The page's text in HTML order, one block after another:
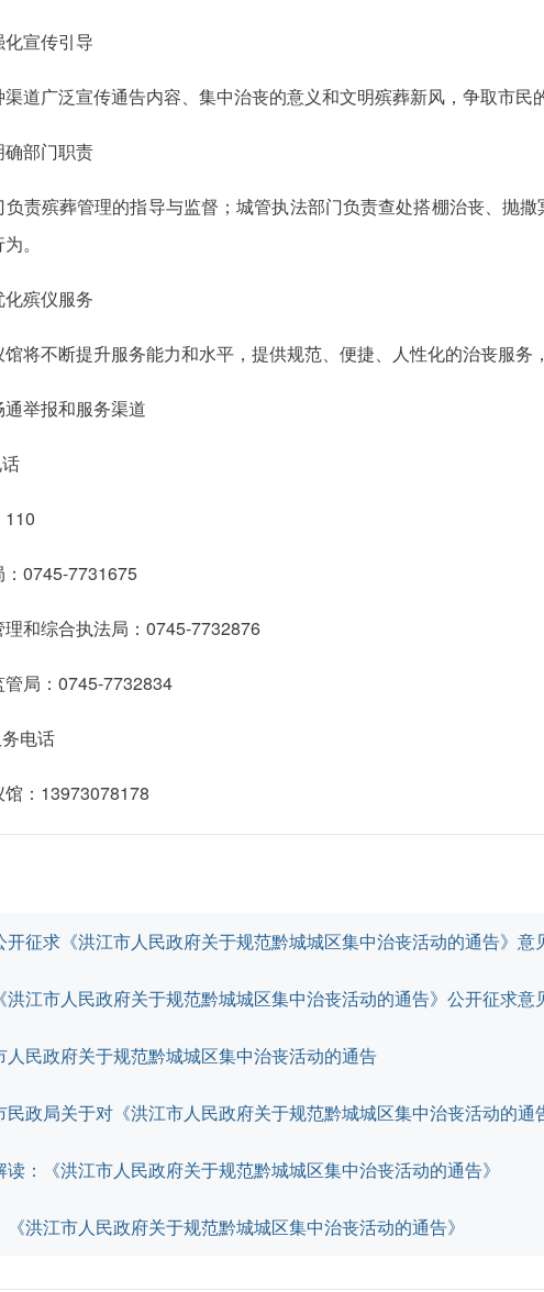
化宣传引导
道广泛宣传通告内容、集中治丧的意义和文明殡葬新风，争取市民
确部门职责
负责殡葬管理的指导与监督；城管执法部门负责查处搭棚治丧、抛
。
化殡仪服务
将不断提升服务能力和水平，提供规范、便捷、人性化的治丧服务
通举报和服务渠道
110
：0745-7731675
和综合执法局：0745-7732876
管局：0745-7732834
电话
：13973078178
开征求《洪江市人民政府关于规范黔城城区集中治丧活动的通告》意
洪江市人民政府关于规范黔城城区集中治丧活动的通告》公开征求意
人民政府关于规范黔城城区集中治丧活动的通告
民政局关于对《洪江市人民政府关于规范黔城城区集中治丧活动的通
读：《洪江市人民政府关于规范黔城城区集中治丧活动的通告》
《洪江市人民政府关于规范黔城城区集中治丧活动的通告》